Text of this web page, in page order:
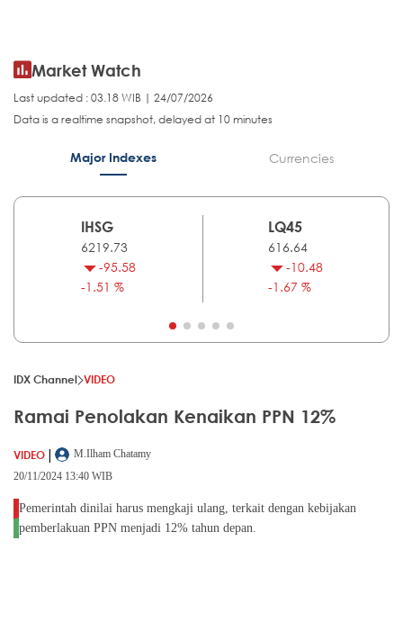
Market Watch
Last updated : 03.18 WIB | 24/07/2026
Data is a realtime snapshot, delayed at 10 minutes
Major Indexes Currencies
IHSG
6219.73
-95.58
-1.51 %
LQ45
616.64
-10.48
-1.67 %
IDX Channel VIDEO
Ramai Penolakan Kenaikan PPN 12%
VIDEO |
M.Ilham Chatamy
20/11/2024 13:40 WIB
Pemerintah dinilai harus mengkaji ulang, terkait dengan kebijakan
pemberlakuan PPN menjadi 12% tahun depan.